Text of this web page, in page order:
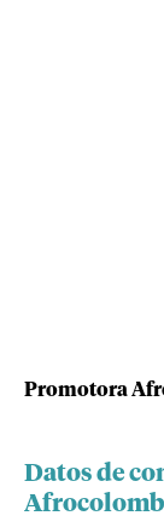
Promotora
Datos de